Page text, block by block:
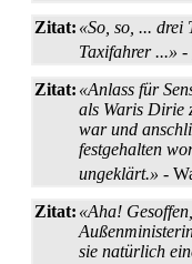
Zitat: «So, so, ... drei
Taxifahrer ...» -
Zitat: «Anlass für
als Waris Dirie
war und
festgehalten
ungeklärt.» -
Zitat: «Aha!
sie natürlich